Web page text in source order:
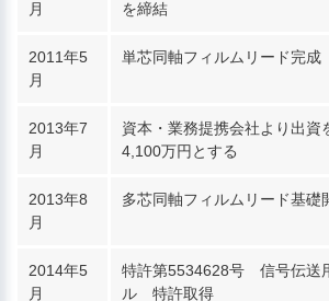
月
を締結
2011年5
月
単芯同軸フィルムリード完成
2013年7
月
資本・業務提携会社より出資
4,100万円とする
2013年8
月
多芯同軸フィルムリード基礎
2014年5
月
特許第5534628号 信号伝送
ル 特許取得